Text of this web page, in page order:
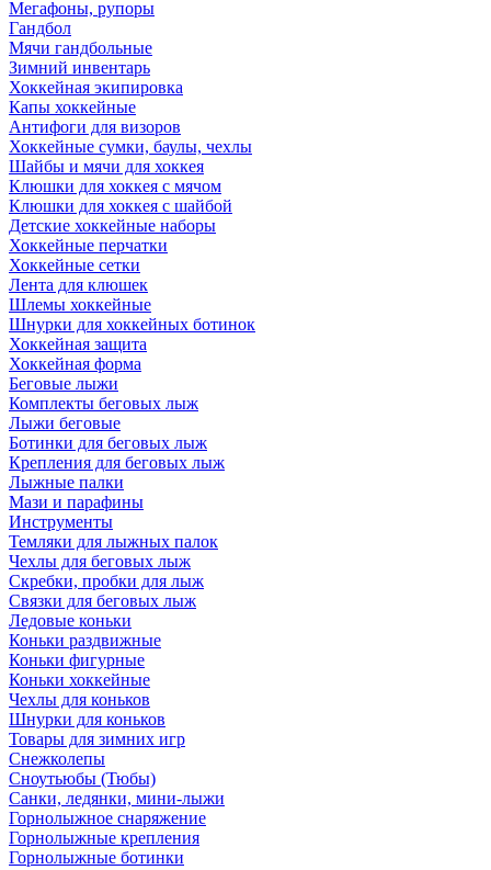
Мегафоны, рупоры
Гандбол
Мячи гандбольные
Зимний инвентарь
Хоккейная экипировка
Капы хоккейные
Антифоги для визоров
Хоккейные сумки, баулы, чехлы
Шайбы и мячи для хоккея
Клюшки для хоккея с мячом
Клюшки для хоккея с шайбой
Детские хоккейные наборы
Хоккейные перчатки
Хоккейные сетки
Лента для клюшек
Шлемы хоккейные
Шнурки для хоккейных ботинок
Хоккейная защита
Хоккейная форма
Беговые лыжи
Комплекты беговых лыж
Лыжи беговые
Ботинки для беговых лыж
Крепления для беговых лыж
Лыжные палки
Мази и парафины
Инструменты
Темляки для лыжных палок
Чехлы для беговых лыж
Скребки, пробки для лыж
Связки для беговых лыж
Ледовые коньки
Коньки раздвижные
Коньки фигурные
Коньки хоккейные
Чехлы для коньков
Шнурки для коньков
Товары для зимних игр
Снежколепы
Сноутьюбы (Тюбы)
Санки, ледянки, мини-лыжи
Горнолыжное снаряжение
Горнолыжные крепления
Горнолыжные ботинки